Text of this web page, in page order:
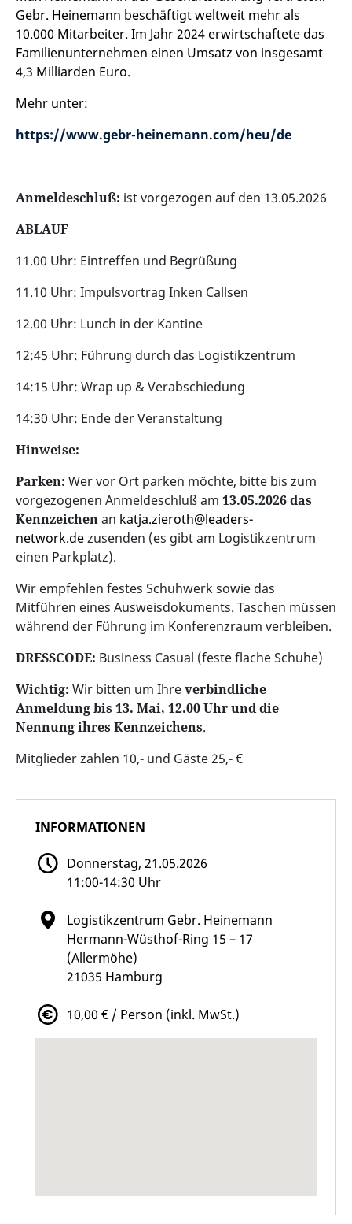
Gebr. Heinemann beschäftigt weltweit mehr als
10.000 Mitarbeiter. Im Jahr 2024 erwirtschaftete das
Familienunternehmen einen Umsatz von insgesamt
4,3 Milliarden Euro.
Mehr unter:
https://www.gebr-heinemann.com/heu/de
Anmeldeschluß: ist vorgezogen auf den 13.05.2026
ABLAUF
11.00 Uhr: Eintreffen und Begrüßung
11.10 Uhr: Impulsvortrag Inken Callsen
12.00 Uhr: Lunch in der Kantine
12:45 Uhr: Führung durch das Logistikzentrum
14:15 Uhr: Wrap up & Verabschiedung
14:30 Uhr: Ende der Veranstaltung
Hinweise:
Parken: Wer vor Ort parken möchte, bitte bis zum
vorgezogenen Anmeldeschluß am 13.05.2026 das
Kennzeichenan katja.zieroth@leaders-
network.dezusenden (es gibt am Logistikzentrum
einen Parkplatz).
Wir empfehlen festes Schuhwerk sowie das
Mitführen eines Ausweisdokuments. Taschen müssen
während der Führung im Konferenzraum verbleiben.
DRESSCODE: Business Casual (feste flache Schuhe)
Wichtig: Wir bitten um Ihreverbindliche
Anmeldung bis 13. Mai, 12.00 Uhr und die
Nennung ihres Kennzeichens.
Mitglieder zahlen 10,- und Gäste 25,- €
INFORMATIONEN
Donnerstag, 21.05.2026
11:00-14:30 Uhr
Logistikzentrum Gebr. Heinemann
Hermann-Wüsthof-Ring 15 – 17
(Allermöhe)
21035 Hamburg
10,00 € / Person (inkl. MwSt.)